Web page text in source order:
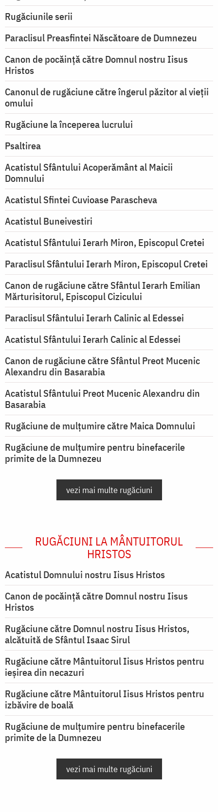
Rugăciunile serii
Paraclisul Preasfintei Născătoare de Dumnezeu
Canon de pocăință către Domnul nostru Iisus
Hristos
Canonul de rugăciune către îngerul păzitor al vieții
omului
Rugăciune la începerea lucrului
Psaltirea
Acatistul Sfântului Acoperământ al Maicii
Domnului
Acatistul Sfintei Cuvioase Parascheva
Acatistul Buneivestiri
Acatistul Sfântului Ierarh Miron, Episcopul Cretei
Paraclisul Sfântului Ierarh Miron, Episcopul Cretei
Canon de rugăciune către Sfântul Ierarh Emilian
Mărturisitorul, Episcopul Cizicului
Paraclisul Sfântului Ierarh Calinic al Edessei
Acatistul Sfântului Ierarh Calinic al Edessei
Canon de rugăciune către Sfântul Preot Mucenic
Alexandru din Basarabia
Acatistul Sfântului Preot Mucenic Alexandru din
Basarabia
Rugăciune de mulţumire către Maica Domnului
Rugăciune de mulțumire pentru binefacerile
primite de la Dumnezeu
vezi mai multe rugăciuni
RUGĂCIUNI LA MÂNTUITORUL
HRISTOS
Acatistul Domnului nostru Iisus Hristos
Canon de pocăință către Domnul nostru Iisus
Hristos
Rugăciune către Domnul nostru Iisus Hristos,
alcătuită de Sfântul Isaac Sirul
Rugăciune către Mântuitorul Iisus Hristos pentru
ieşirea din necazuri
Rugăciune către Mântuitorul Iisus Hristos pentru
izbăvire de boală
Rugăciune de mulțumire pentru binefacerile
primite de la Dumnezeu
vezi mai multe rugăciuni